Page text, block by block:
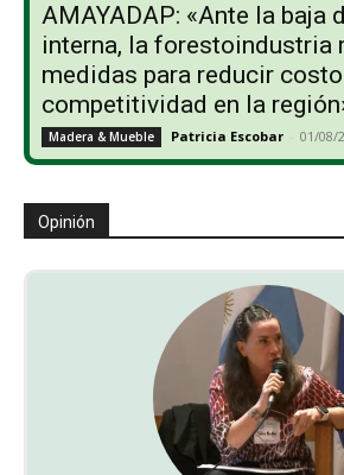
AMAYADAP: «Ante la baja
interna, la forestoindustria
medidas para reducir
competitividad en la
Madera & Mueble Patricia Escobar - 01/08/
Opinión